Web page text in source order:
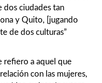
dos ciudades tan
y Quito, [jugando
de dos culturas”
refiero a aquel que
con las mujeres,